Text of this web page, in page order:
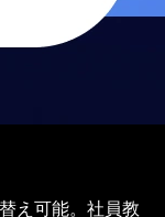
え可能。社員教